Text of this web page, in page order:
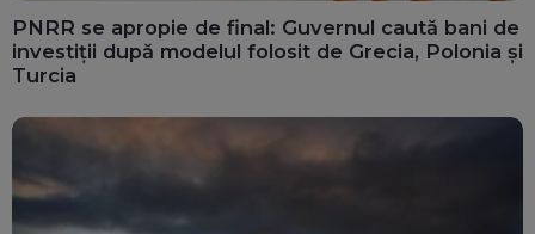
PNRR se apropie de final: Guvernul caută bani de
investiții după modelul folosit de Grecia, Polonia și
Turcia